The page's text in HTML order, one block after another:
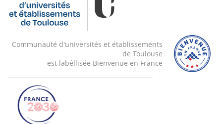
Communauté d'universités et établissements
de Toulouse
est labéllisée Bienvenue en France